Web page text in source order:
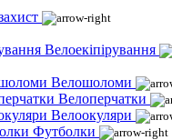
Велоекіпірування
Велошоломи
Велоперчатки
Велоокуляри
Футболки